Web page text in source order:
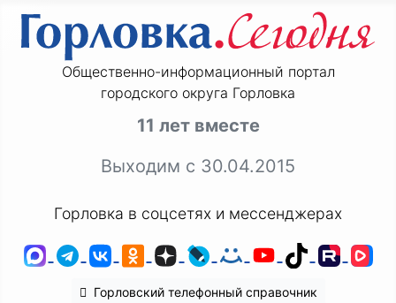
Общественно-информационный портал
городского округа Горловка
11 лет вместе
Выходим с 30.04.2015
Горловка в соцсетях и мессенджерах
MAXTelegram
ВКонтакте
Одноклассники
ДзенLiveJournal
Мой Мир
YouTube
TikTok
Горловский телефонный справочник